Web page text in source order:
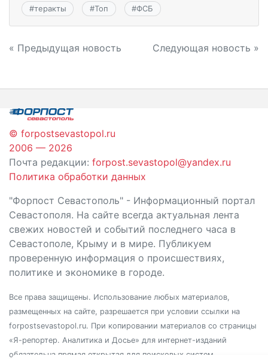
#теракты #Топ #ФСБ
Навигация
записям
« Предыдущая новость Следующая новость »
© forpostsevastopol.ru
2006 — 2026
Почта редакции: forpost.sevastopol@yandex.ru
Политика обработки данных
"Форпост Севастополь" - Информационный портал
Севастополя. На сайте всегда актуальная лента
свежих новостей и событий последнего часа в
Севастополе, Крыму и в мире. Публикуем
проверенную информация о происшествиях,
политике и экономике в городе.
Все права защищены. Использование любых материалов,
размещенных на сайте, разрешается при условии ссылки на
forpostsevastopol.ru. При копировании материалов со страницы
«Я-репортер. Аналитика и Досье» для интернет-изданий
обязательна прямая открытая для поисковых систем